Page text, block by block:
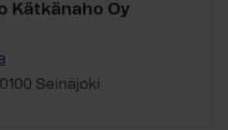
Kätkänaho Oy
Seinäjoki